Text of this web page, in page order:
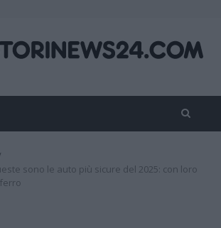
sono le auto più sicure del 2025: con loro